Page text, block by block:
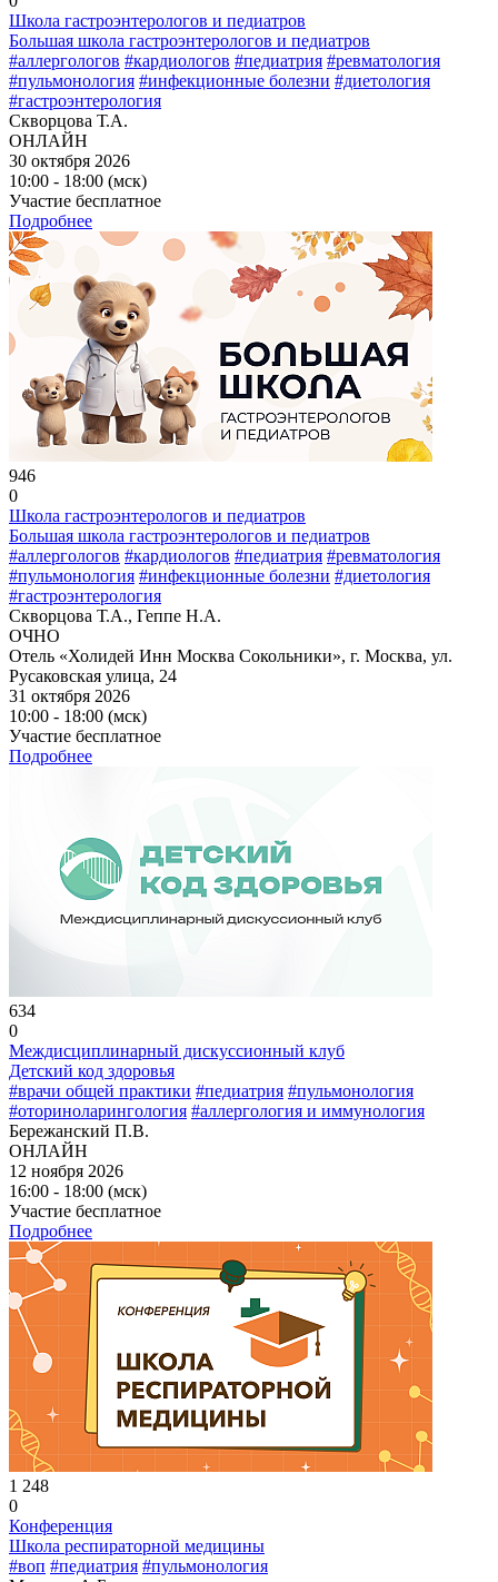
Школа гастроэнтерологов и педиатров
Большая школа гастроэнтерологов и педиатров
#аллергологов #кардиологов #педиатрия #ревматология
#пульмонология #инфекционные болезни #диетология
#гастроэнтерология
Скворцова Т.А.
ОНЛАЙН
30 октября 2026
10:00 - 18:00 (мск)
Участие бесплатное
Подробнее
946
0
Школа гастроэнтерологов и педиатров
Большая школа гастроэнтерологов и педиатров
#аллергологов #кардиологов #педиатрия #ревматология
#пульмонология #инфекционные болезни #диетология
#гастроэнтерология
Скворцова Т.А., Геппе Н.А.
ОЧНО
Отель «Холидей Инн Москва Сокольники», г. Москва, ул.
Русаковская улица, 24
31 октября 2026
10:00 - 18:00 (мск)
Участие бесплатное
Подробнее
634
0
Междисциплинарный дискуссионный клуб
Детский код здоровья
#врачи общей практики #педиатрия #пульмонология
#оториноларингология #аллергология и иммунология
Бережанский П.В.
ОНЛАЙН
12 ноября 2026
16:00 - 18:00 (мск)
Участие бесплатное
Подробнее
1 248
0
Конференция
Школа респираторной медицины
#воп #педиатрия #пульмонология